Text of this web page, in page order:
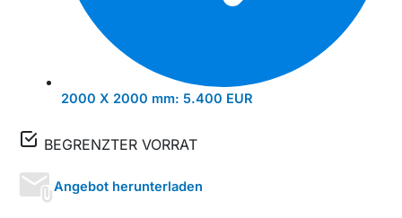
2000 X 2000 mm: 5.400 EUR
BEGRENZTER VORRAT
Angebot herunterladen